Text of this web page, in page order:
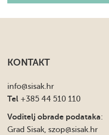
KONTAKT
info@sisak.hr
Tel +385 44 510 110
Voditelj obrade podataka:
Grad Sisak, szop@sisak.hr